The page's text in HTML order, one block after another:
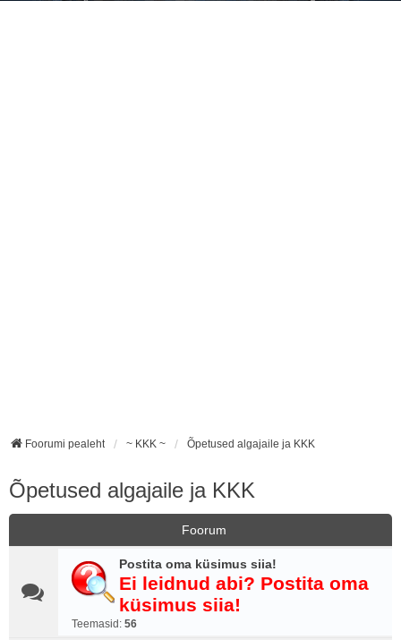
Foorumi pealeht ~ KKK ~ Õpetused algajaile ja KKK
Õpetused algajaile ja KKK
Foorum
Postita oma küsimus siia!
Ei leidnud abi? Postita oma
küsimus siia!
Teemasid: 56